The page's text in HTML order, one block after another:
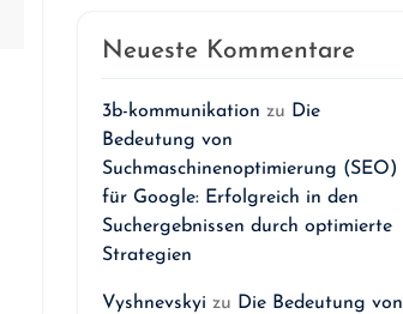
Neueste Kommentare
3b-kommunikation zu Die
Bedeutung von
Suchmaschinenoptimierung (SEO)
für Google: Erfolgreich in den
Suchergebnissen durch optimierte
Strategien
Vyshnevskyi zu Die Bedeutung von